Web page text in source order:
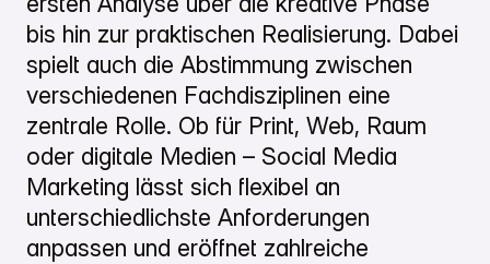
bis hin zur praktischen Realisierung. Dabei
spielt auch die Abstimmung zwischen
verschiedenen Fachdisziplinen eine
zentrale Rolle. Ob für Print, Web, Raum
oder digitale Medien – Social Media
Marketing lässt sich flexibel an
unterschiedlichste Anforderungen
anpassen und eröffnet zahlreiche